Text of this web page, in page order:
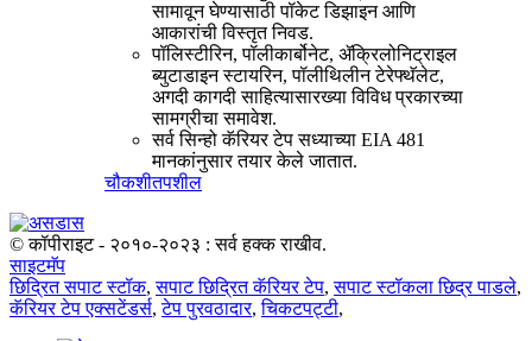
सामावून घेण्यासाठी पॉकेट डिझाइन आणि
आकारांची विस्तृत निवड.
पॉलिस्टीरिन, पॉलीकार्बोनेट, ॲक्रिलोनिट्राइल
ब्युटाडाइन स्टायरिन, पॉलीथिलीन टेरेफ्थॅलेट,
अगदी कागदी साहित्यासारख्या विविध प्रकारच्या
सामग्रीचा समावेश.
सर्व सिन्हो कॅरियर टेप सध्याच्या EIA 481
मानकांनुसार तयार केले जातात.
चौकशीतपशील
© कॉपीराइट - २०१०-२०२३ : सर्व हक्क राखीव.
साइटमॅप
छिद्रित सपाट स्टॉक,सपाट छिद्रित कॅरियर टेप,सपाट स्टॉकला छिद्र पाडले,
कॅरियर टेप एक्सटेंडर्स,टेप पुरवठादार,चिकटपट्टी,